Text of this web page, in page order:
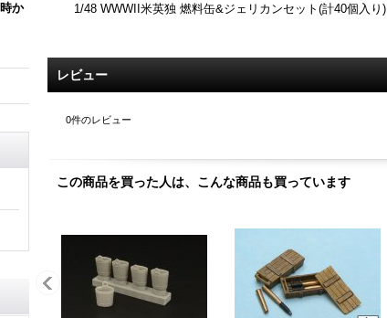
か
1/48 WWWII米英独 燃料缶&ジェリカンセット(計40個入り)
レビュー
0件のレビュー
この商品を買った人は、こんな商品も買っています